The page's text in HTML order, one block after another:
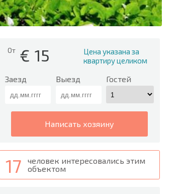
От € 15
Цена указана за
квартиру целиком
Заезд Выезд Гостей
написать хозяину
17
человек интересовались этим
объектом